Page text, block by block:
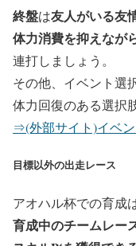
終盤は友人がいる友
体力消費を抑えなが
連打しましょう。
その他、イベント選
体力回復のある選択
⇒(外部サイト)イベ
目標以外の出走レース
アオハル杯での育成
育成中のチームレー